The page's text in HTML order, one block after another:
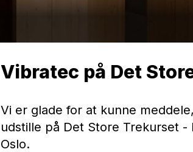
Vibratec på Det
Vi er glade for at kunne
udstille på Det Store Trekurset -
Oslo.